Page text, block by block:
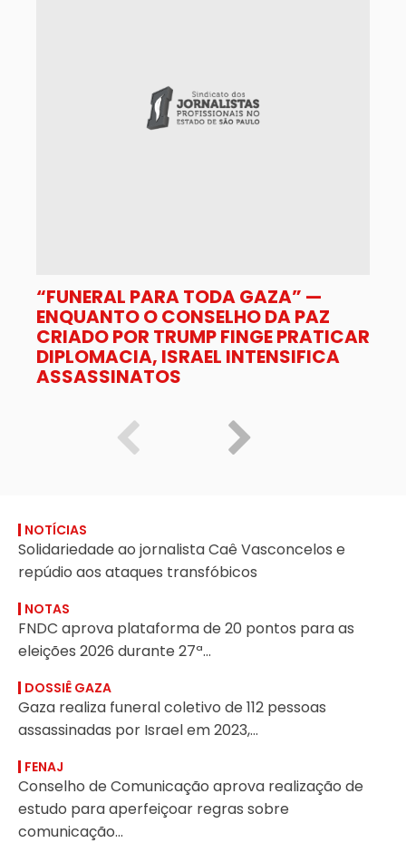
“FUNERAL PARA TODA GAZA” —
ENQUANTO O CONSELHO DA PAZ
CRIADO POR TRUMP FINGE PRATICAR
DIPLOMACIA, ISRAEL INTENSIFICA
ASSASSINATOS
NOTÍCIAS
Solidariedade ao jornalista Caê Vasconcelos e
repúdio aos ataques transfóbicos
NOTAS
FNDC aprova plataforma de 20 pontos para as
eleições 2026 durante 27ª...
DOSSIÊ GAZA
Gaza realiza funeral coletivo de 112 pessoas
assassinadas por Israel em 2023,...
FENAJ
Conselho de Comunicação aprova realização de
estudo para aperfeiçoar regras sobre
comunicação...